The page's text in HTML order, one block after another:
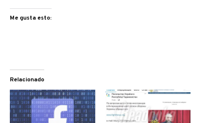
Me gusta esto:
Relacionado